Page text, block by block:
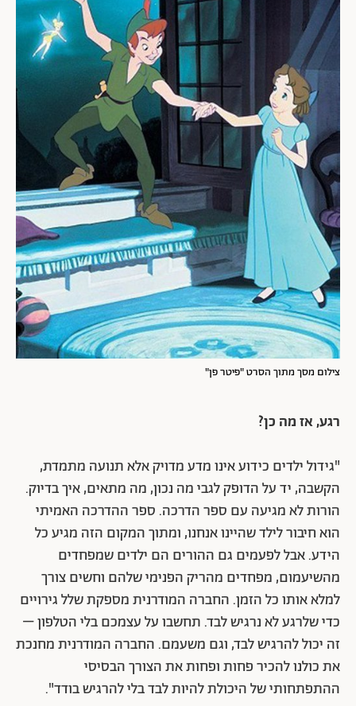
צילום מסך מתוך הסרט "פיטר פן"
רגע, אז מה כן?
"גידול ילדים כידוע אינו מדע מדויק אלא תנועה מתמדת,
הקשבה, יד על הדופק לגבי מה נכון, מה מתאים, איך בדיוק.
הורות לא מגיעה עם ספר הדרכה. ספר ההדרכה האמיתי
הוא חיבור לילד שהיינו אנחנו, ומתוך המקום הזה מגיע כל
הידע. אבל לפעמים גם ההורים הם ילדים שמפחדים
מהשיעמום, מפחדים מהריק הפנימי שלהם וחשים צורך
למלא אותו כל הזמן. החברה המודרנית מספקת שלל גירויים
כדי שלרגע לא נרגיש לבד. תחשבו על עצמכם בלי הטלפון –
זה יכול להרגיש לבד, וגם משעמם. החברה המודרנית מחנכת
את כולנו להכיר פחות ופחות את הצורך הבסיסי
ההתפתחותי של היכולת להיות לבד בלי להרגיש בודד".